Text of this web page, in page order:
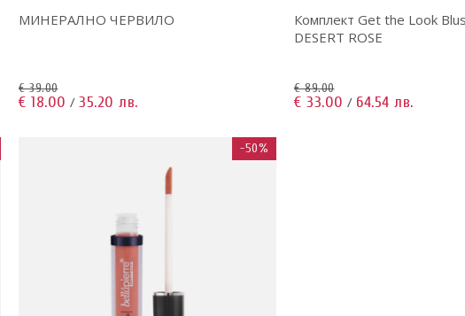
МИНЕРАЛНО ЧЕРВИЛО
€ 39.00
€ 18.00 / 35.20 лв.
Комплект Get the Look
DESERT ROSE
€ 89.00
€ 33.00 / 64.54 лв.
-50%